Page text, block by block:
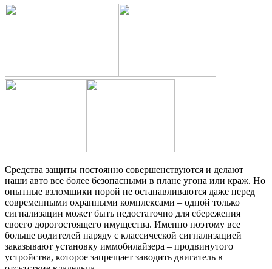
Средства защиты постоянно совершенствуются и делают
наши авто все более безопасными в плане угона или краж. Но
опытные взломщики порой не останавливаются даже перед
современными охранными комплексами – одной только
сигнализации может быть недостаточно для сбережения
своего дорогостоящего имущества. Именно поэтому все
больше водителей наряду с классической сигнализацией
заказывают установку иммобилайзера – продвинутого
устройства, которое запрещает заводить двигатель в